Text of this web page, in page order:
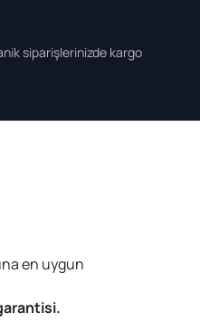
siparişlerinizde kargo
en uygun